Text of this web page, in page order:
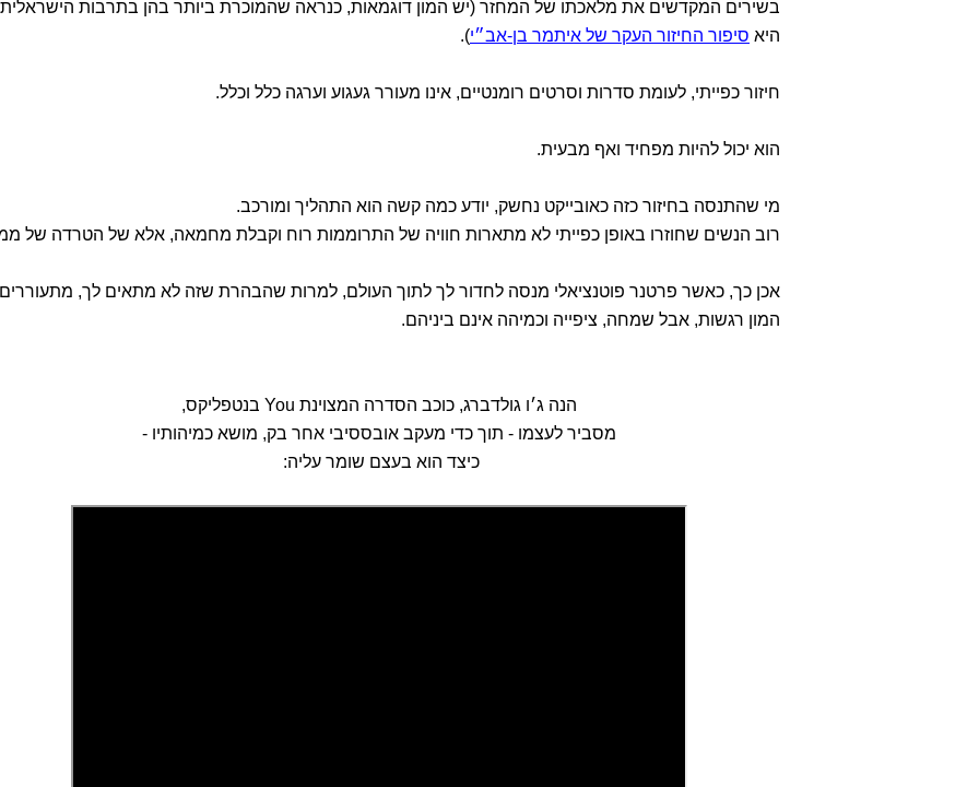
בשירים המקדשים את מלאכתו של המחזר (יש המון דוגמאות, כנראה שהמוכרת ביותר בהן בתרבות הישראלית
היא סיפור החיזור העקר של איתמר בן-אב״י).
חיזור כפייתי, לעומת סדרות וסרטים רומנטיים, אינו מעורר געגוע וערגה כלל וכלל.
הוא יכול להיות מפחיד ואף מבעית.
מי שהתנסה בחיזור כזה כאובייקט נחשק, יודע כמה קשה הוא התהליך ומורכב.
רוב הנשים שחוזרו באופן כפייתי לא מתארות חוויה של התרוממות רוח וקבלת מחמאה, אלא של הטרדה של
אכן כך, כאשר פרטנר פוטנציאלי מנסה לחדור לך לתוך העולם, למרות שהבהרת שזה לא מתאים לך, מתעוררים
המון רגשות, אבל שמחה, ציפייה וכמיהה אינם ביניהם.
הנה ג׳ו גולדברג, כוכב הסדרה המצוינת You בנטפליקס,
מסביר לעצמו - תוך כדי מעקב אובססיבי אחר בק, מושא כמיהותיו -
כיצד הוא בעצם שומר עליה: